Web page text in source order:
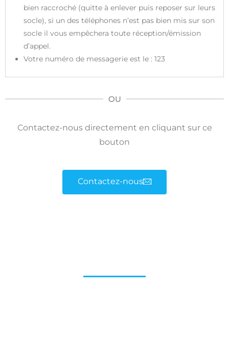
bien raccroché (quitte à enlever puis reposer sur leurs
socle), si un des téléphones n’est pas bien mis sur son
socle il vous empêchera toute réception/émission
d’appel.
Votre numéro de messagerie est le : 123
OU
Contactez-nous directement en cliquant sur ce
bouton
Contactez-nous